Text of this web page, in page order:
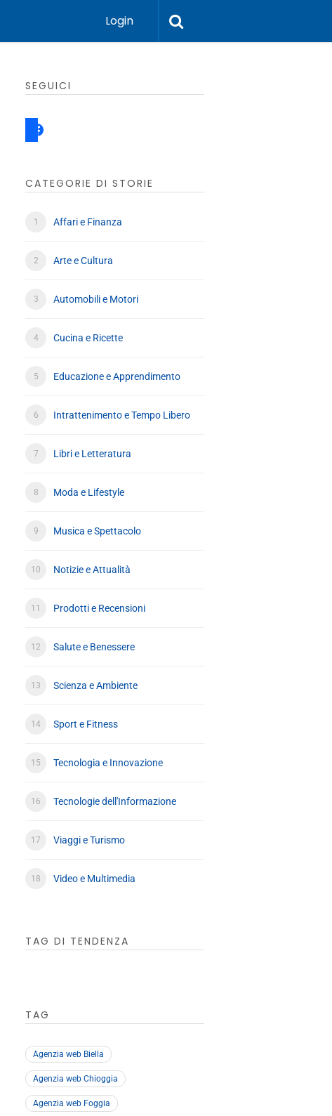
Login
SEGUICI
facebook
CATEGORIE DI STORIE
Affari e Finanza
Arte e Cultura
Automobili e Motori
Cucina e Ricette
Educazione e Apprendimento
Intrattenimento e Tempo Libero
Libri e Letteratura
Moda e Lifestyle
Musica e Spettacolo
Notizie e Attualità
Prodotti e Recensioni
Salute e Benessere
Scienza e Ambiente
Sport e Fitness
Tecnologia e Innovazione
Tecnologie dell'Informazione
Viaggi e Turismo
Video e Multimedia
TAG DI TENDENZA
TAG
Agenzia web Biella
Agenzia web Chioggia
Agenzia web Foggia